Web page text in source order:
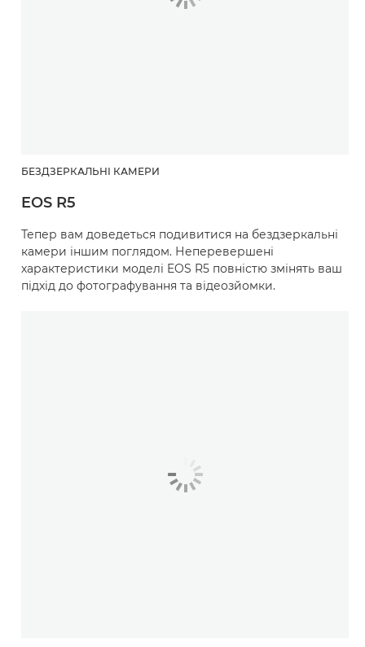
БЕЗДЗЕРКАЛЬНІ КАМЕРИ
EOS R5
Тепер вам доведеться подивитися на бездзеркальні
камери іншим поглядом. Неперевершені
характеристики моделі EOS R5 повністю змінять ваш
підхід до фотографування та відеозйомки.